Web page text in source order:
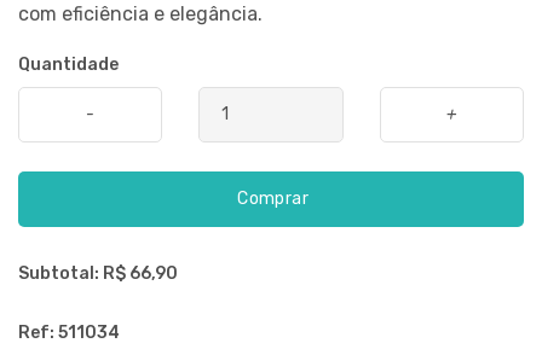
com eficiência e elegância.
Quantidade
- +
Comprar
Subtotal: R$ 66,90
Ref: 511034